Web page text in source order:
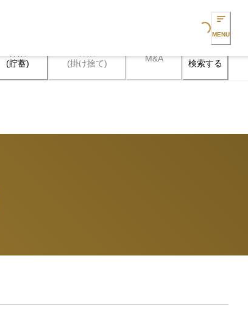
Loading... MENU
(貯蓄)
(掛け捨て)
M&A 検索する